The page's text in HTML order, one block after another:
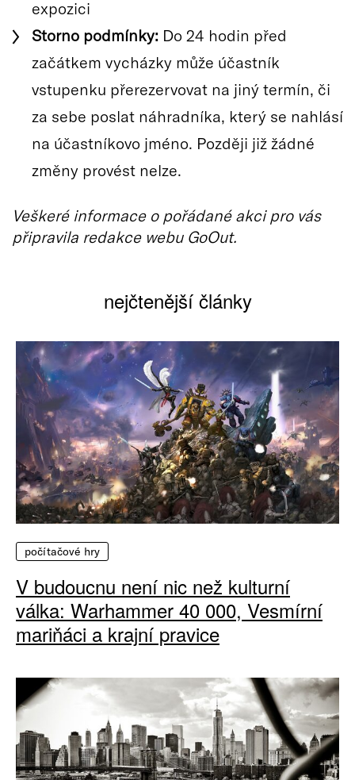
expozici
Storno podmínky: Do 24 hodin před
začátkem vycházky může účastník
vstupenku přerezervovat na jiný termín, či
za sebe poslat náhradníka, který se nahlásí
na účastníkovo jméno. Později již žádné
změny provést nelze.
Veškeré informace o pořádané akci pro vás
připravila redakce webu GoOut.
nejčtenější články
počítačové hry
V budoucnu není nic než kulturní
válka: Warhammer 40 000, Vesmírní
mariňáci a krajní pravice